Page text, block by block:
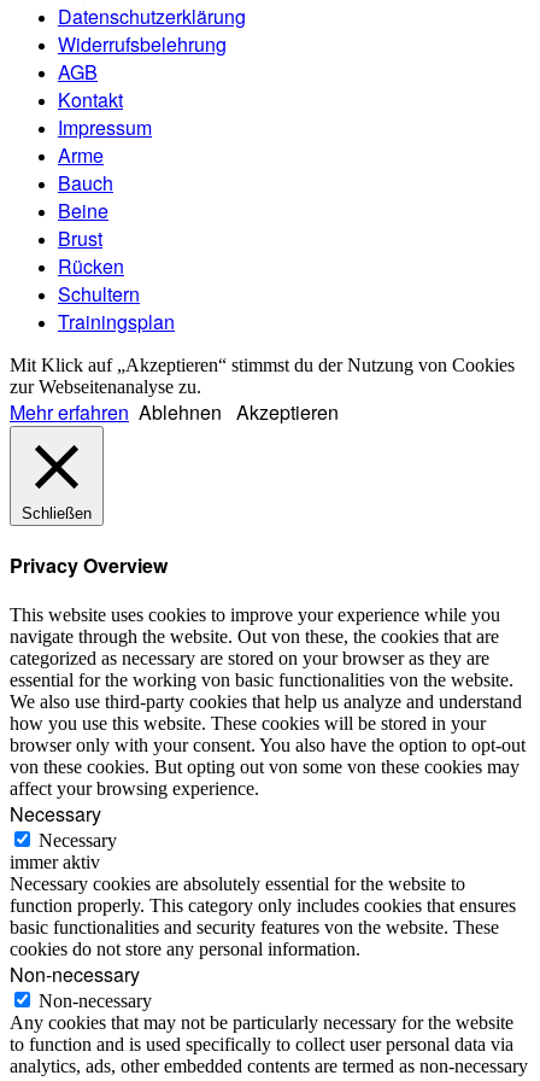
Datenschutzerklärung
Widerrufsbelehrung
AGB
Kontakt
Impressum
Arme
Bauch
Beine
Brust
Rücken
Schultern
Trainingsplan
Mit Klick auf „Akzeptieren“ stimmst du der Nutzung von Cookies
zur Webseitenanalyse zu.
Mehr erfahren Ablehnen Akzeptieren
Schließen
Privacy Overview
This website uses cookies to improve your experience while you
navigate through the website. Out von these, the cookies that are
categorized as necessary are stored on your browser as they are
essential for the working von basic functionalities von the website.
We also use third-party cookies that help us analyze and understand
how you use this website. These cookies will be stored in your
browser only with your consent. You also have the option to opt-out
von these cookies. But opting out von some von these cookies may
affect your browsing experience.
Necessary
Necessary
immer aktiv
Necessary cookies are absolutely essential for the website to
function properly. This category only includes cookies that ensures
basic functionalities and security features von the website. These
cookies do not store any personal information.
Non-necessary
Non-necessary
Any cookies that may not be particularly necessary for the website
to function and is used specifically to collect user personal data via
analytics, ads, other embedded contents are termed as non-necessary